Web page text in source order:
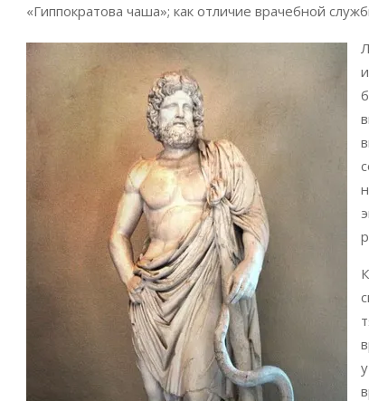
«Гиппократова чаша»; как отличие врачебной